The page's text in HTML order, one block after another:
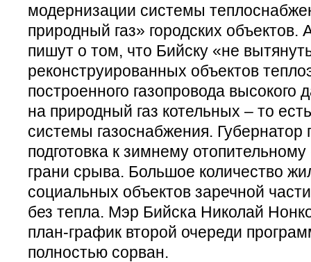
модернизации системы
природный газ» городских объектов.
пишут о том, что Бийску «не
реконструированных объектов
построенного газопровода высокого
на природный газ котельных – то
системы газоснабжения. Губернатор
подготовка к зимнему
грани срыва. Большое количество
социальных объектов заречной
без тепла. Мэр Бийска Николай
план-график второй очереди
полностью сорван.